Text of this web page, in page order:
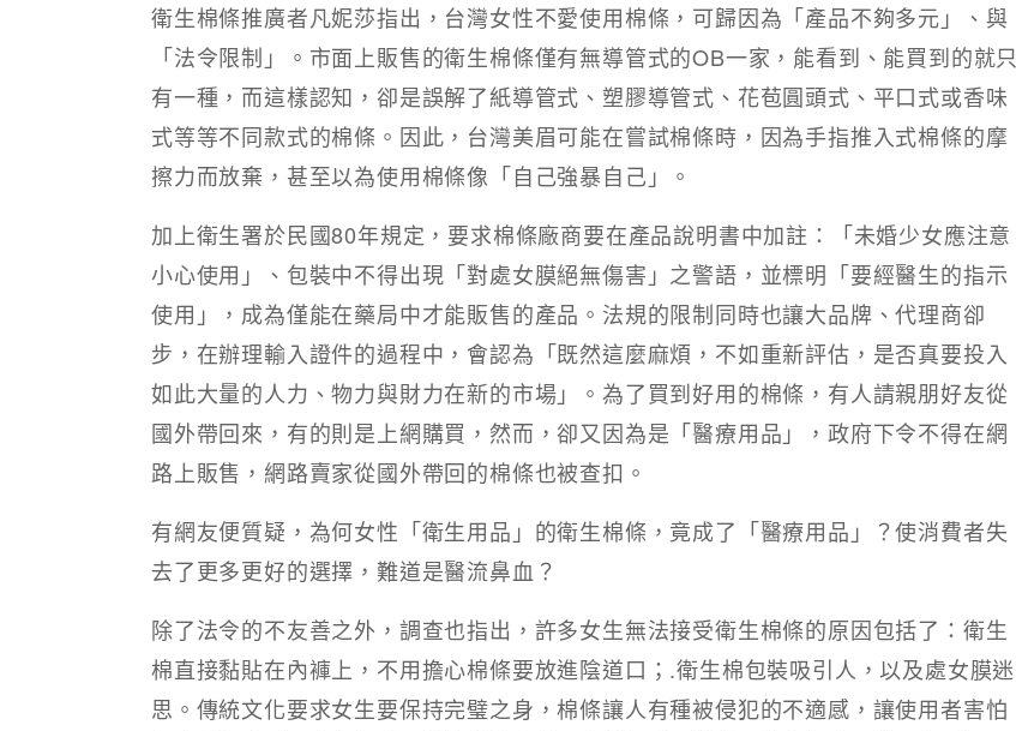
衛生棉條推廣者凡妮莎指出，台灣女性不愛使用棉條，可歸因為「產品不夠多元」、與
「法令限制」。市面上販售的衛生棉條僅有無導管式的OB一家，能看到、能買到的就只
有一種，而這樣認知，卻是誤解了紙導管式、塑膠導管式、花苞圓頭式、平口式或香味
式等等不同款式的棉條。因此，台灣美眉可能在嘗試棉條時，因為手指推入式棉條的摩
擦力而放棄，甚至以為使用棉條像「自己強暴自己」。
加上衛生署於民國80年規定，要求棉條廠商要在產品說明書中加註：「未婚少女應注意
小心使用」、包裝中不得出現「對處女膜絕無傷害」之警語，並標明「要經醫生的指示
使用」，成為僅能在藥局中才能販售的產品。法規的限制同時也讓大品牌、代理商卻
步，在辦理輸入證件的過程中，會認為「既然這麼麻煩，不如重新評估，是否真要投入
如此大量的人力、物力與財力在新的市場」。為了買到好用的棉條，有人請親朋好友從
國外帶回來，有的則是上網購買，然而，卻又因為是「醫療用品」，政府下令不得在網
路上販售，網路賣家從國外帶回的棉條也被查扣。
有網友便質疑，為何女性「衛生用品」的衛生棉條，竟成了「醫療用品」？使消費者失
去了更多更好的選擇，難道是醫流鼻血？
除了法令的不友善之外，調查也指出，許多女生無法接受衛生棉條的原因包括了：衛生
棉直接黏貼在內褲上，不用擔心棉條要放進陰道口；.衛生棉包裝吸引人，以及處女膜迷
思。傳統文化要求女生要保持完璧之身，棉條讓人有種被侵犯的不適感，讓使用者害怕